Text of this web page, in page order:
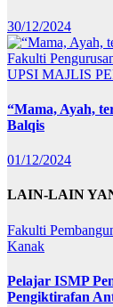
30/12/2024
Fakulti
UPSI MAJLIS
“Mama, Ayah,
Balqis
01/12/2024
LAIN-LAIN
Fakulti
Kanak
Pelajar ISMP
Pengiktirafan